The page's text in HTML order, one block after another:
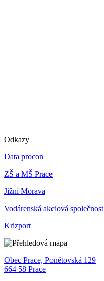
Odkazy
Data procon
ZŠ a MŠ Prace
Jižní Morava
Vodárenská akciová společnost
Krizport
Obec Prace, Ponětovská 129
664 58 Prace